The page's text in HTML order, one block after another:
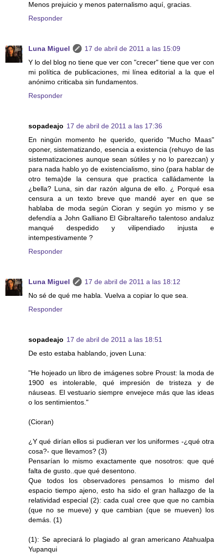
Menos prejuicio y menos paternalismo aquí, gracias.
Responder
Luna Miguel
17 de abril de 2011 a las 15:09
Y lo del blog no tiene que ver con "crecer" tiene que ver con
mi política de publicaciones, mi línea editorial a la que el
anónimo criticaba sin fundamentos.
Responder
sopadeajo 17 de abril de 2011 a las 17:36
En ningún momento he querido, querido "Mucho Maas"
oponer, sistematizando, esencia a existencia (rehuyo de las
sistematizaciones aunque sean sútiles y no lo parezcan) y
para nada hablo yo de existencialismo, sino (para hablar de
otro tema)de la censura que practica calládamente la
¿bella? Luna, sin dar razón alguna de ello. ¿ Porqué esa
censura a un texto breve que mandé ayer en que se
hablaba de moda según Cioran y según yo mismo y se
defendía a John Galliano El Gibraltareño talentoso andaluz
manqué despedido y vilipendiado injusta e
intempestivamente ?
Responder
Luna Miguel
17 de abril de 2011 a las 18:12
No sé de qué me habla. Vuelva a copiar lo que sea.
Responder
sopadeajo 17 de abril de 2011 a las 18:51
De esto estaba hablando, joven Luna:
"He hojeado un libro de imágenes sobre Proust: la moda de
1900 es intolerable, qué impresión de tristeza y de
náuseas. El vestuario siempre envejece más que las ideas
o los sentimientos."
(Cioran)
¿Y qué dirían ellos si pudieran ver los uniformes -¿qué otra
cosa?- que llevamos? (3)
Pensarían lo mismo exactamente que nosotros: que qué
falta de gusto..que qué desentono.
Que todos los observadores pensamos lo mismo del
espacio tiempo ajeno, esto ha sido el gran hallazgo de la
relatividad especial (2): cada cual cree que que no cambia
(que no se mueve) y que cambian (que se mueven) los
demás. (1)
(1): Se apreciará lo plagiado al gran americano Atahualpa
Yupanqui